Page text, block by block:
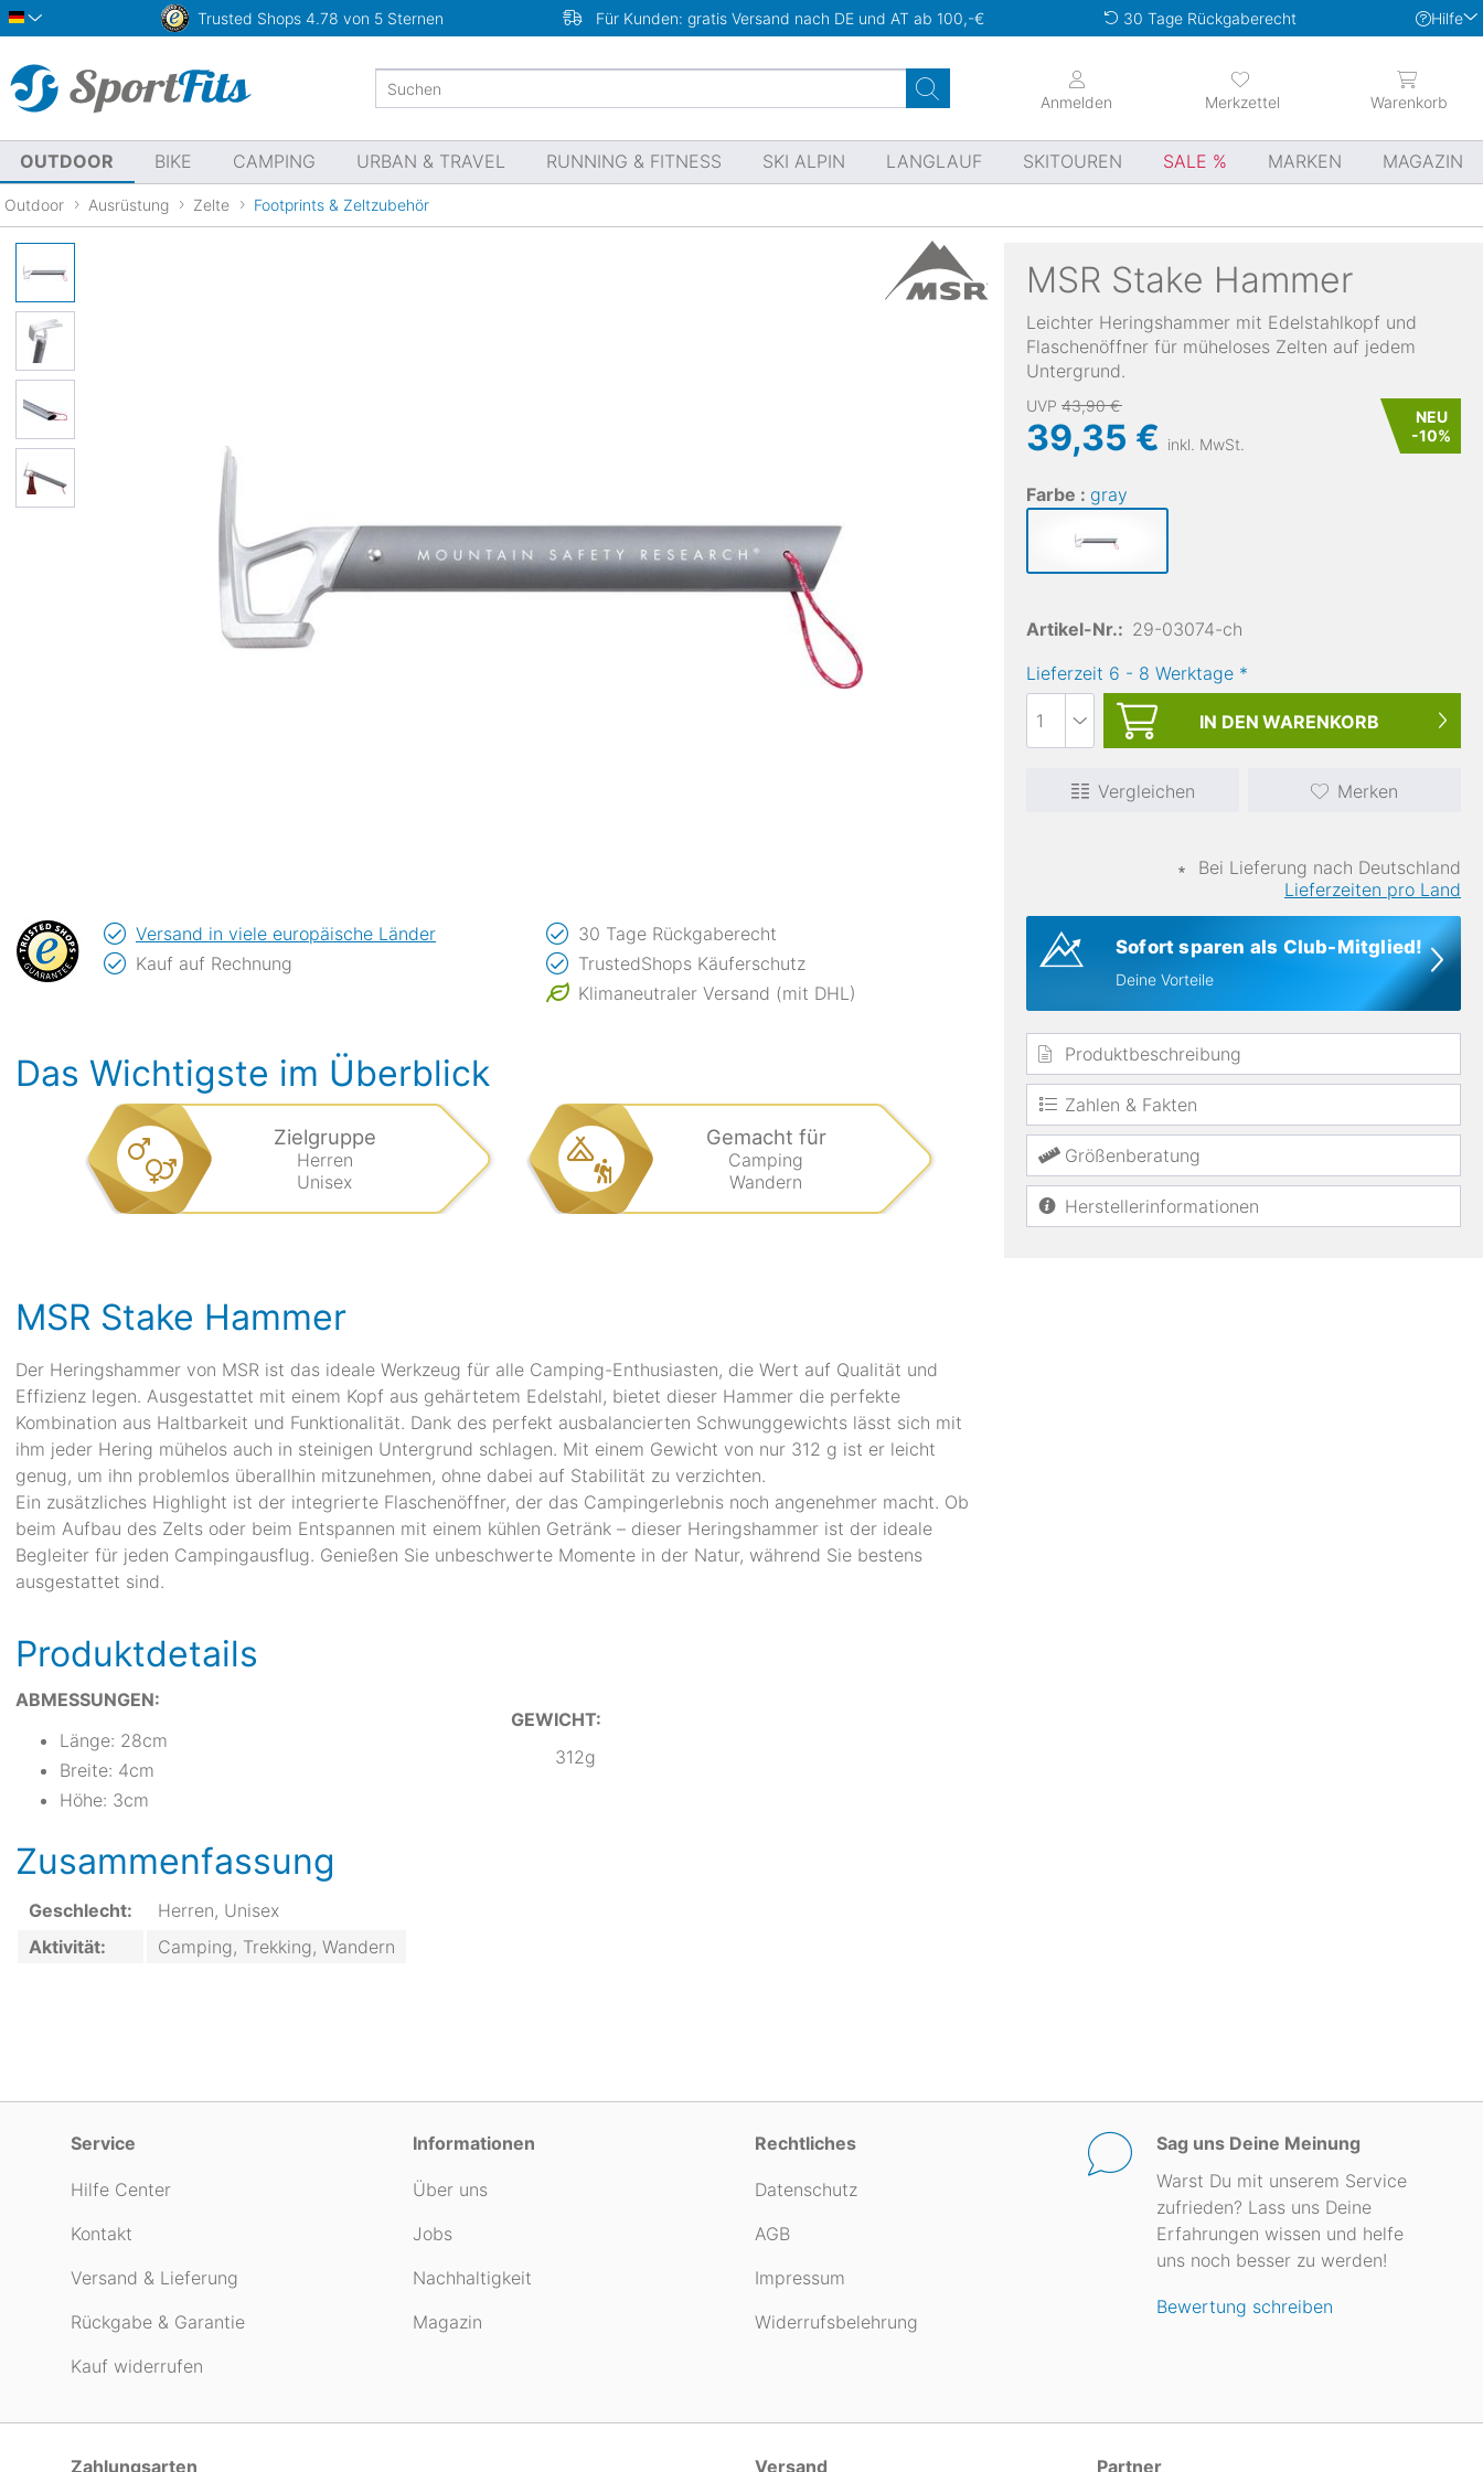
Deutsch Trusted Shops 4.78 von 5 Sternen Für Kunden: gratis Versand nach DE und AT ab 100,-€ 30 Tage Rückgaberecht Hilfe
Merkzettel
Anmelden Warenkorb
OUTDOOR BIKE CAMPING URBAN & TRAVEL RUNNING & FITNESS SKI ALPIN LANGLAUF SKITOUREN SALE MARKEN MAGAZIN
Outdoor Ausrüstung Zelte Footprints & Zeltzubehör
MSR Stake Hammer
Leichter Heringshammer mit Edelstahlkopf und
Flaschenöffner für müheloses Zelten auf jedem
Untergrund.
UVP 43,90 €
39,35 € inkl. MwSt.
NEU
-10%
Farbe : gray
Artikel-Nr.: 29-03074-ch
Lieferzeit 6 - 8 Werktage *
IN DEN WARENKORB
Vergleichen Merken
∗
Bei Lieferung nach Deutschland
Lieferzeiten pro Land
Sofort sparen als Club-Mitglied!
Deine Vorteile
Produktbeschreibung
Zahlen & Fakten
Größenberatung
Herstellerinformationen
Versand in viele europäische Länder
Kauf auf Rechnung
30 Tage Rückgaberecht
TrustedShops Käuferschutz
Klimaneutraler Versand (mit DHL)
Das Wichtigste im Überblick
Zielgruppe
Herren
Unisex
Gemacht für
Camping
Wandern
MSR Stake Hammer
Der Heringshammer von MSR ist das ideale Werkzeug für alle Camping-Enthusiasten, die Wert auf Qualität und
Effizienz legen. Ausgestattet mit einem Kopf aus gehärtetem Edelstahl, bietet dieser Hammer die perfekte
Kombination aus Haltbarkeit und Funktionalität. Dank des perfekt ausbalancierten Schwunggewichts lässt sich mit
ihm jeder Hering mühelos auch in steinigen Untergrund schlagen. Mit einem Gewicht von nur 312 g ist er leicht
genug, um ihn problemlos überallhin mitzunehmen, ohne dabei auf Stabilität zu verzichten.
Ein zusätzliches Highlight ist der integrierte Flaschenöffner, der das Campingerlebnis noch angenehmer macht. Ob
beim Aufbau des Zelts oder beim Entspannen mit einem kühlen Getränk – dieser Heringshammer ist der ideale
Begleiter für jeden Campingausflug. Genießen Sie unbeschwerte Momente in der Natur, während Sie bestens
ausgestattet sind.
Produktdetails
ABMESSUNGEN:
Länge: 28cm
Breite: 4cm
Höhe: 3cm
GEWICHT:
312g
Zusammenfassung
Geschlecht:
Herren, Unisex
Aktivität:
Camping, Trekking, Wandern
Service
Hilfe Center
Kontakt
Versand & Lieferung
Rückgabe & Garantie
Kauf widerrufen
Informationen
Über uns
Jobs
Nachhaltigkeit
Magazin
Rechtliches
Datenschutz
AGB
Impressum
Widerrufsbelehrung
Sag uns Deine Meinung
Warst Du mit unserem Service
zufrieden? Lass uns Deine
Erfahrungen wissen und helfe
uns noch besser zu werden!
Bewertung schreiben
Zahlungsarten Versand Partner